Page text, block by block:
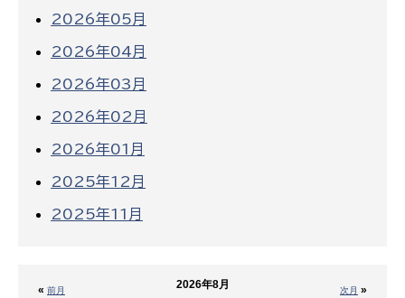
2026年05月
2026年04月
2026年03月
2026年02月
2026年01月
2025年12月
2025年11月
« 前月 次月 »
2026年8月